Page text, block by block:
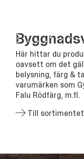
Här hittar du
oavsett om det
belysning, färg &
varumärken som
Falu Rödfärg, m.fl.
Till sortimentet